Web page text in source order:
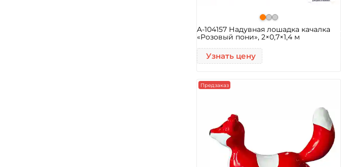
A-104157 Надувная лошадка качалка
«Розовый пони», 2×0,7×1,4 м
Узнать цену
Предзаказ